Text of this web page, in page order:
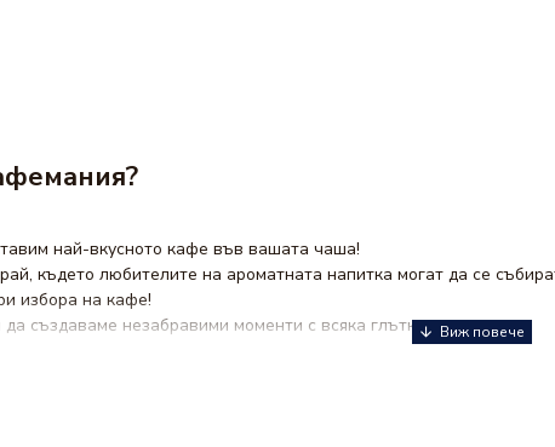
най-вкусното кафе във вашата чаша!
където любителите на ароматната напитка могат да се
избора на кафе!
създаваме незабравими моменти с всяка глътка.
капсули за кафе, при нас ще